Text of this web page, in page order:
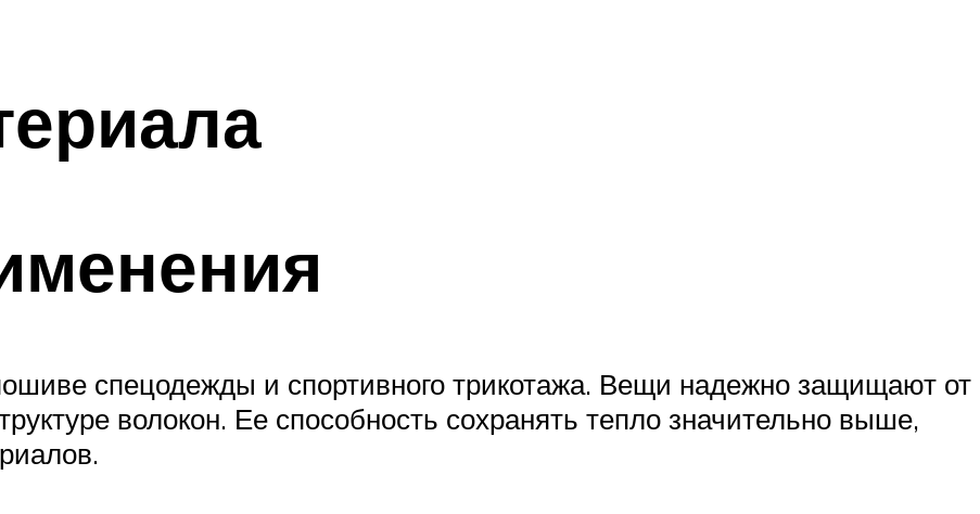
спецодежды и спортивного трикотажа. Вещи надежно защищают от
волокон. Ее способность сохранять тепло значительно выше,